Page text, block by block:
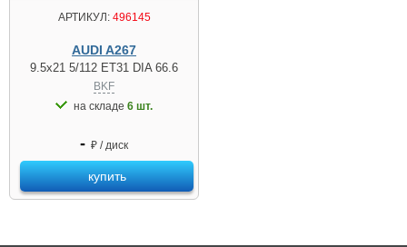
АРТИКУЛ:496145
AUDI A267
9.5x21 5/112 ET31 DIA 66.6
BKF
на складе 6 шт.
- ₽ / диск
купить